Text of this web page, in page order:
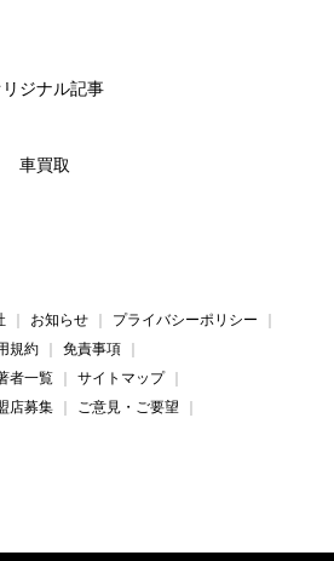
リジナル記事
車買取
お知らせ
プライバシーポリシー
規約
免責事項
者一覧
サイトマップ
店募集
ご意見・ご要望